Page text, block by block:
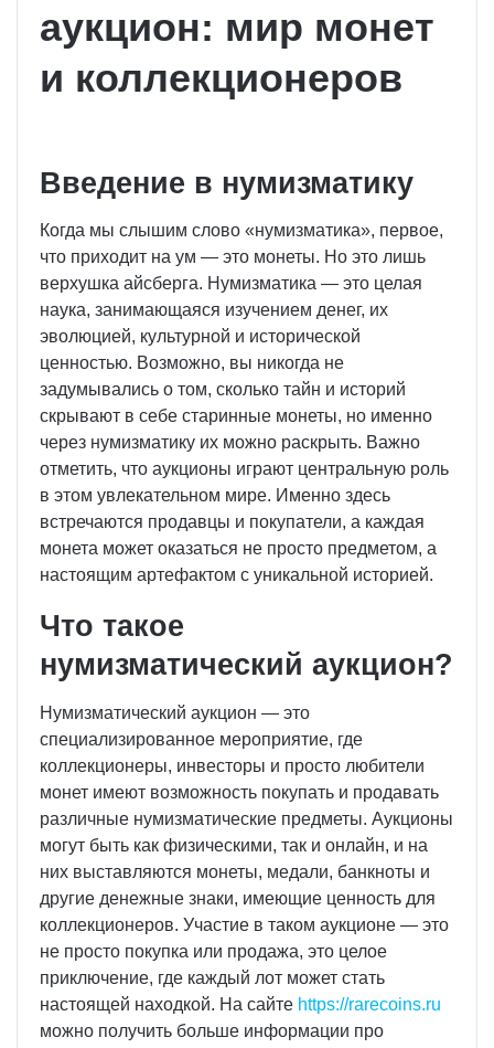
аукцион: мир монет
и коллекционеров
Введение в нумизматику
Когда мы слышим слово «нумизматика», первое,
что приходит на ум — это монеты. Но это лишь
верхушка айсберга. Нумизматика — это целая
наука, занимающаяся изучением денег, их
эволюцией, культурной и исторической
ценностью. Возможно, вы никогда не
задумывались о том, сколько тайн и историй
скрывают в себе старинные монеты, но именно
через нумизматику их можно раскрыть. Важно
отметить, что аукционы играют центральную роль
в этом увлекательном мире. Именно здесь
встречаются продавцы и покупатели, а каждая
монета может оказаться не просто предметом, а
настоящим артефактом с уникальной историей.
Что такое
нумизматический аукцион?
Нумизматический аукцион — это
специализированное мероприятие, где
коллекционеры, инвесторы и просто любители
монет имеют возможность покупать и продавать
различные нумизматические предметы. Аукционы
могут быть как физическими, так и онлайн, и на
них выставляются монеты, медали, банкноты и
другие денежные знаки, имеющие ценность для
коллекционеров. Участие в таком аукционе — это
не просто покупка или продажа, это целое
приключение, где каждый лот может стать
настоящей находкой. На сайте https://rarecoins.ru
можно получить больше информации про